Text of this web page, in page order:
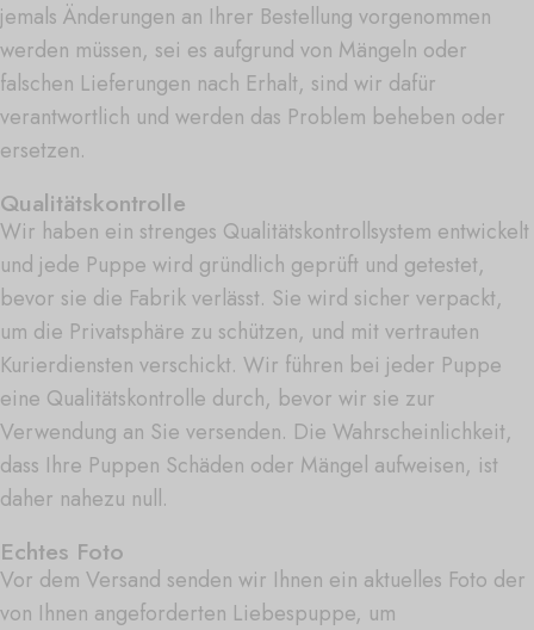
jemals Änderungen an Ihrer Bestellung vorgenommen
werden müssen, sei es aufgrund von Mängeln oder
falschen Lieferungen nach Erhalt, sind wir dafür
verantwortlich und werden das Problem beheben oder
ersetzen.
Qualitätskontrolle
Wir haben ein strenges Qualitätskontrollsystem entwickelt
und jede Puppe wird gründlich geprüft und getestet,
bevor sie die Fabrik verlässt. Sie wird sicher verpackt,
um die Privatsphäre zu schützen, und mit vertrauten
Kurierdiensten verschickt. Wir führen bei jeder Puppe
eine Qualitätskontrolle durch, bevor wir sie zur
Verwendung an Sie versenden. Die Wahrscheinlichkeit,
dass Ihre Puppen Schäden oder Mängel aufweisen, ist
daher nahezu null.
Echtes Foto
Vor dem Versand senden wir Ihnen ein aktuelles Foto der
von Ihnen angeforderten Liebespuppe, um